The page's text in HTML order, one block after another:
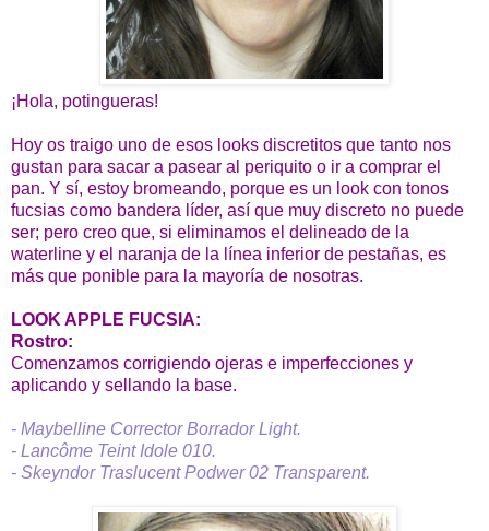
¡Hola, potingueras!
Hoy os traigo uno de esos looks discretitos que tanto nos
gustan para sacar a pasear al periquito o ir a comprar el
pan. Y sí, estoy bromeando, porque es un look con tonos
fucsias como bandera líder, así que muy discreto no puede
ser; pero creo que, si eliminamos el delineado de la
waterline y el naranja de la línea inferior de pestañas, es
más que ponible para la mayoría de nosotras.
LOOK APPLE FUCSIA:
Rostro:
Comenzamos corrigiendo ojeras e imperfecciones y
aplicando y sellando la base.
- Maybelline Corrector Borrador Light.
- Lancôme Teint Idole 010.
- Skeyndor Traslucent Podwer 02 Transparent.